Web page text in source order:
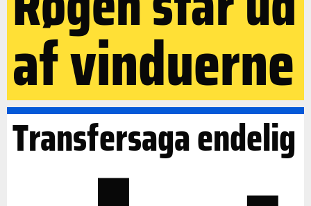
af vinduerne
Transfersaga endelig